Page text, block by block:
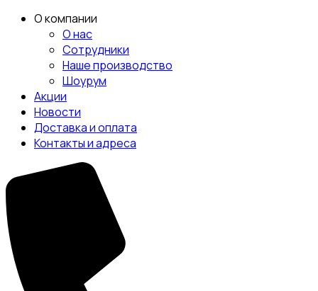
О компании
О нас
Сотрудники
Наше производство
Шоурум
Акции
Новости
Доставка и оплата
Контакты и адреса